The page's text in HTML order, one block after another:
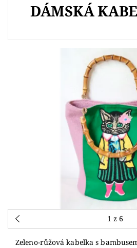
DÁMSKÁ
1 z 6
Zeleno-růžová kabelka s